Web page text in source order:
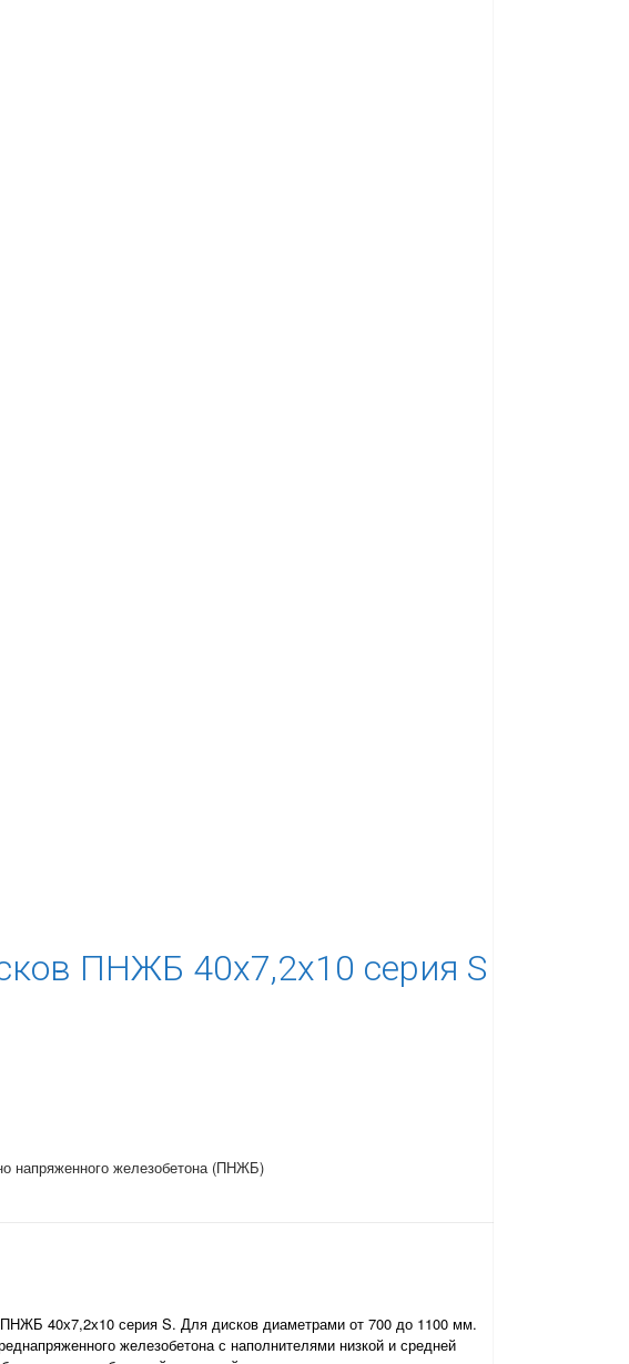
ПНЖБ 40х7,2х10 серия S
напряженного железобетона (ПНЖБ)
40х7,2х10 серия S. Для дисков диаметрами от 700 до 1100 мм.
железобетона с наполнителями низкой и средней